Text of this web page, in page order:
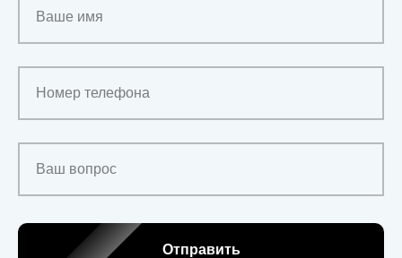
Ваше имя
Номер телефона
Ваш вопрос
Отправить